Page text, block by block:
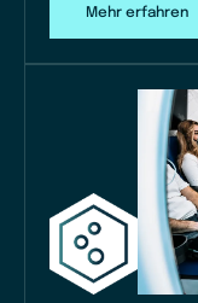
Mehr erfahren